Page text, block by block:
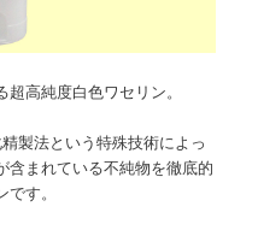
高純度白色ワセリン。
製法という特殊技術によっ
含まれている不純物を徹底的
す。